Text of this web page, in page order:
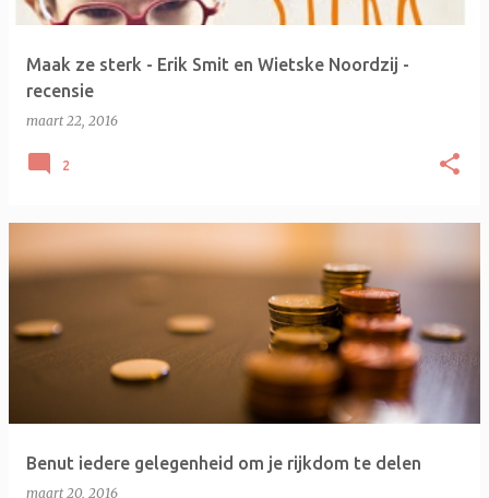
Maak ze sterk - Erik Smit en Wietske Noordzij -
recensie
maart 22, 2016
2
Benut iedere gelegenheid om je rijkdom te delen
maart 20, 2016